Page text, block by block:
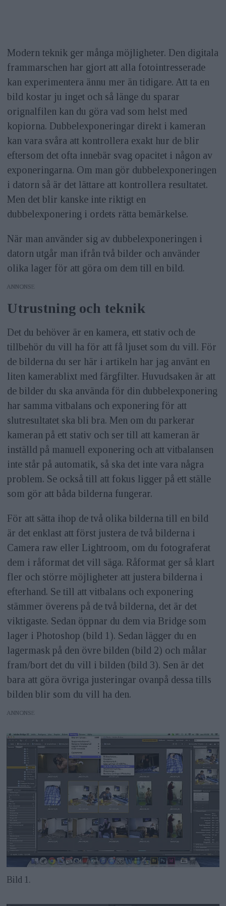
Modern teknik ger många möjligheter. Den digitala
frammarschen har gjort att alla fotointresserade
kan experimentera ännu mer än tidigare. Att ta en
bild kostar ju inget och så länge du sparar
orignalfilen kan du göra vad som helst med
kopiorna. Dubbelexponeringar direkt i kameran
kan vara svåra att kontrollera exakt hur de blir
eftersom det ofta innebär svag opacitet i någon av
exponeringarna. Om man gör dubbelexponeringen
i datorn så är det lättare att kontrollera resultatet.
Men det blir kanske inte riktigt en
dubbelexponering i ordets rätta bemärkelse.
När man använder sig av dubbelexponeringen i
datorn utgår man ifrån två bilder och använder
olika lager för att göra om dem till en bild.
ANNONS
Utrustning och teknik
Det du behöver är en kamera, ett stativ och de
tillbehör du vill ha för att få ljuset som du vill. För
de bilderna du ser här i artikeln har jag använt en
liten kamerablixt med färgfilter. Huvudsaken är att
de bilder du ska använda för din dubbelexponering
har samma vitbalans och exponering för att
slutresultatet ska bli bra. Men om du parkerar
kameran på ett stativ och ser till att kameran är
inställd på manuell exponering och att vitbalansen
inte står på automatik, så ska det inte vara några
problem. Se också till att fokus ligger på ett ställe
som gör att båda bilderna fungerar.
För att sätta ihop de två olika bilderna till en bild
är det enklast att först justera de två bilderna i
Camera raw eller Lightroom, om du fotograferat
dem i råformat det vill säga. Råformat ger så klart
fler och större möjligheter att justera bilderna i
efterhand. Se till att vitbalans och exponering
stämmer överens på de två bilderna, det är det
viktigaste. Sedan öppnar du dem via Bridge som
lager i Photoshop (bild 1). Sedan lägger du en
lagermask på den övre bilden (bild 2) och målar
fram/bort det du vill i bilden (bild 3). Sen är det
bara att göra övriga justeringar ovanpå dessa tills
bilden blir som du vill ha den.
ANNONS
Bild 1.